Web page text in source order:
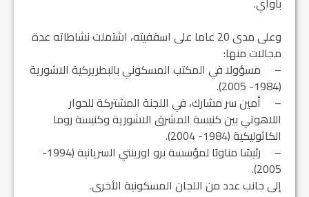
وعلى مدى 20 عاما على اسقفيته، اشتملت نشاطاته عدة
مجالات منها:
– مسؤولا في المكتب المسكوني بالبطريركية الاشورية
(1984- 2005).
– أمين سر مشارك، في اللجنة المشتركة للحوار
اللاهوتي بين كنيسة المشرق الاشورية وكنيسة روما
الكاثوليكية (1984- 2004).
– رئيسًا مناوبًا لمؤسسة برو اورينتي السريانية (1994-
2005).
إلى جانب عدد من اللجان المسكونية الأخرى.